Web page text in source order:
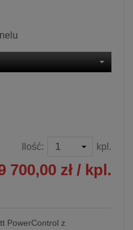
Ilość: kpl.
700,00 zł / kpl.
PowerControl z